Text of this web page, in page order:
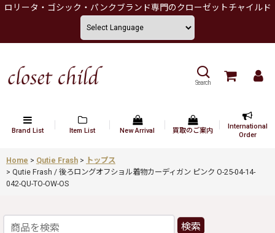
ロリータ・ゴシック・パンクブランド専門のクローゼットチャイルド
Search
Brand List Item List New Arrival 買取のご案内
International
Order
Home > Qutie Frash > トップス
> Qutie Frash / 後ろロングオフショル着物カーディガン ピンク O-25-04-14-
042-QU-TO-OW-OS
検索